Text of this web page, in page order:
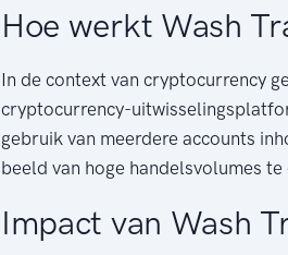
Hoe werkt Wash
In de context van cryptocurrency
cryptocurrency-
gebruik van meerdere accounts
beeld van hoge handelsvolumes
Impact van Wash